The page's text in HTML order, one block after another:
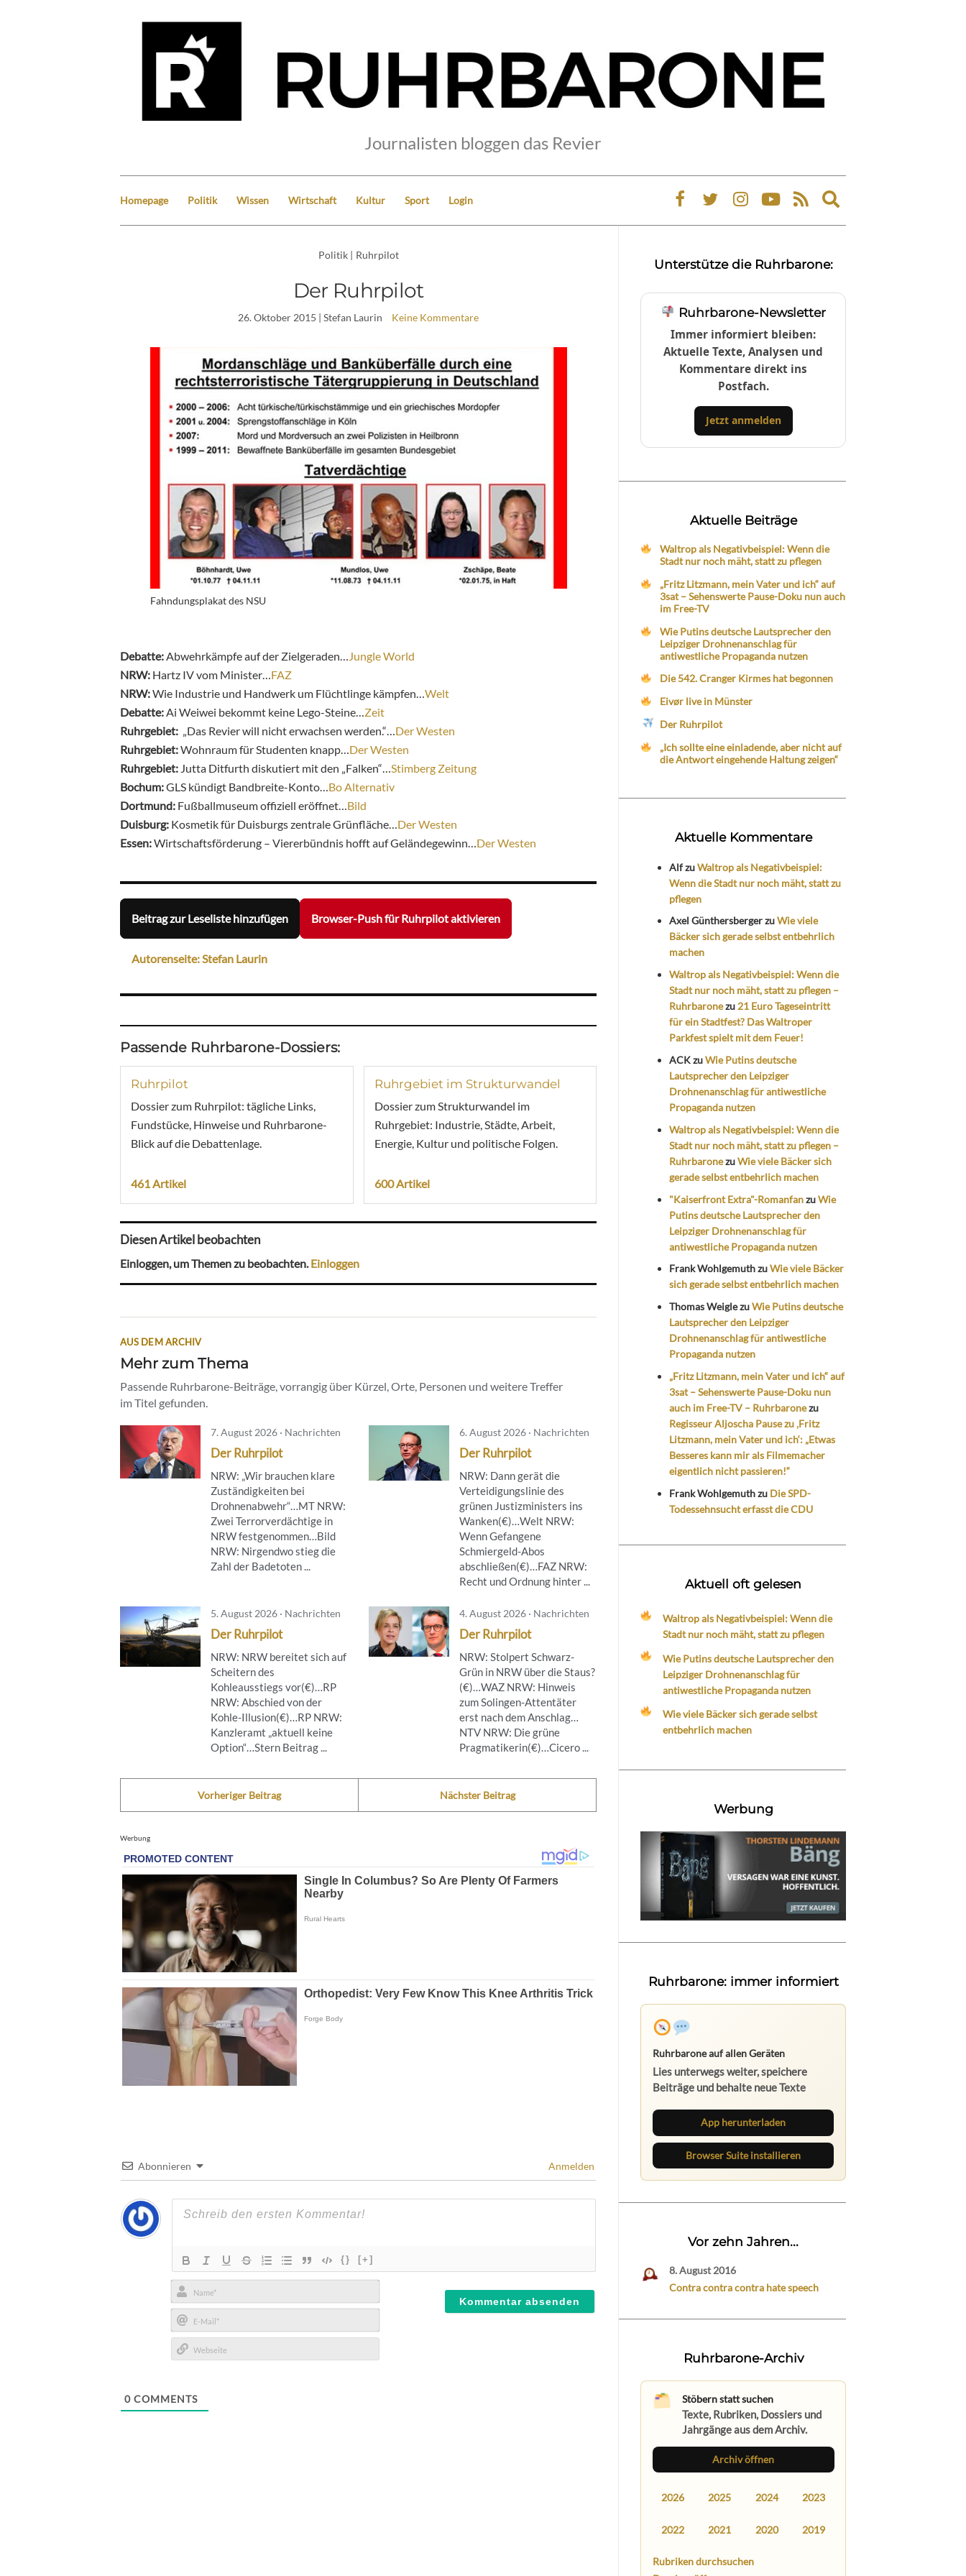
Journalisten bloggen das Revier
Homepage Politik Wissen Wirtschaft Kultur Sport Login
Expand
search
Politik | Ruhrpilot
Der Ruhrpilot
26. Oktober 2015 | Stefan Laurin Keine Kommentare
Fahndungsplakat des NSU
Debatte: Abwehrkämpfe auf der Zielgeraden…
Jungle World
NRW: Hartz IV vom Minister… FAZ
NRW:Wie Industrie und Handwerk um Flüchtlinge kämpfen… Welt
Debatte: Ai Weiwei bekommt keine Lego-Steine… Zeit
Ruhrgebiet: „Das Revier will nicht erwachsen werden.“… Der Westen
Ruhrgebiet:Wohnraum für Studenten knapp… Der Westen
Ruhrgebiet: Jutta Ditfurth diskutiert mit den „Falken“… Stimberg Zeitung
Bochum:GLS kündigt Bandbreite-Konto… Bo Alternativ
Dortmund: Fußballmuseum offiziell eröffnet… Bild
Duisburg: Kosmetik für Duisburgs zentrale Grünfläche… Der Westen
Essen:Wirtschaftsförderung – Viererbündnis hofft auf Geländegewinn… Der Westen
Beitrag zur Leseliste hinzufügen Browser-Push für Ruhrpilot aktivieren
Autorenseite: Stefan Laurin
Passende Ruhrbarone-Dossiers:
Ruhrpilot
Dossier zum Ruhrpilot: tägliche Links,
Fundstücke, Hinweise und Ruhrbarone-
Blick auf die Debattenlage.
461 Artikel
Ruhrgebiet im Strukturwandel
Dossier zum Strukturwandel im
Ruhrgebiet: Industrie, Städte, Arbeit,
Energie, Kultur und politische Folgen.
600 Artikel
Diesen Artikel beobachten
Einloggen, um Themen zu beobachten.Einloggen
AUS DEM ARCHIV
Mehr zum Thema
Passende Ruhrbarone-Beiträge, vorrangig über Kürzel, Orte, Personen und weitere Treffer
im Titel gefunden.
7. August 2026 · Nachrichten
Der Ruhrpilot
NRW: „Wir brauchen klare
Zuständigkeiten bei
Drohnenabwehr“…MT NRW:
Zwei Terrorverdächtige in
NRW festgenommen…Bild
NRW: Nirgendwo stieg die
Zahl der Badetoten ...
6. August 2026 · Nachrichten
Der Ruhrpilot
NRW: Dann gerät die
Verteidigungslinie des
grünen Justizministers ins
Wanken(€)…Welt NRW:
Wenn Gefangene
Schmiergeld-Abos
abschließen(€)…FAZ NRW:
Recht und Ordnung hinter ...
5. August 2026 · Nachrichten
Der Ruhrpilot
NRW: NRW bereitet sich auf
Scheitern des
Kohleausstiegs vor(€)…RP
NRW: Abschied von der
Kohle-Illusion(€)…RP NRW:
Kanzleramt „aktuell keine
Option“…Stern Beitrag ...
4. August 2026 · Nachrichten
Der Ruhrpilot
NRW: Stolpert Schwarz-
Grün in NRW über die Staus?
(€)…WAZ NRW: Hinweis
zum Solingen-Attentäter
erst nach dem Anschlag…
NTV NRW: Die grüne
Pragmatikerin(€)…Cicero ...
Vorheriger Beitrag Nächster Beitrag
Werbung
Abonnieren Anmelden
{} [+]
Name*
E-
Mail*
0 COMMENTS
Unterstütze die Ruhrbarone:
Ruhrbarone-Newsletter
Immer informiert bleiben:
Aktuelle Texte, Analysen und
Kommentare direkt ins
Postfach.
Jetzt anmelden
Aktuelle Beiträge
Waltrop als Negativbeispiel: Wenn die
Stadt nur noch mäht, statt zu pflegen
„Fritz Litzmann, mein Vater und ich“ auf
3sat – Sehenswerte Pause-Doku nun auch
im Free-TV
Wie Putins deutsche Lautsprecher den
Leipziger Drohnenanschlag für
antiwestliche Propaganda nutzen
Die 542. Cranger Kirmes hat begonnen
Eivør live in Münster
Der Ruhrpilot
„Ich sollte eine einladende, aber nicht auf
die Antwort eingehende Haltung zeigen“
Aktuelle Kommentare
AlfzuWaltrop als Negativbeispiel:
Wenn die Stadt nur noch mäht, statt zu
pflegen
Axel GünthersbergerzuWie viele
Bäcker sich gerade selbst entbehrlich
machen
Waltrop als Negativbeispiel: Wenn die
Stadt nur noch mäht, statt zu pflegen –
Ruhrbaronezu 21 Euro Tageseintritt
für ein Stadtfest? Das Waltroper
Parkfest spielt mit dem Feuer!
ACKzuWie Putins deutsche
Lautsprecher den Leipziger
Drohnenanschlag für antiwestliche
Propaganda nutzen
Waltrop als Negativbeispiel: Wenn die
Stadt nur noch mäht, statt zu pflegen –
RuhrbaronezuWie viele Bäcker sich
gerade selbst entbehrlich machen
"Kaiserfront Extra"-RomanfanzuWie
Putins deutsche Lautsprecher den
Leipziger Drohnenanschlag für
antiwestliche Propaganda nutzen
Frank WohlgemuthzuWie viele Bäcker
sich gerade selbst entbehrlich machen
Thomas WeiglezuWie Putins deutsche
Lautsprecher den Leipziger
Drohnenanschlag für antiwestliche
Propaganda nutzen
„Fritz Litzmann, mein Vater und ich“ auf
3sat – Sehenswerte Pause-Doku nun
auch im Free-TV – Ruhrbaronezu
Regisseur Aljoscha Pause zu ‚Fritz
Litzmann, mein Vater und ich‘: „Etwas
Besseres kann mir als Filmemacher
eigentlich nicht passieren!“
Frank Wohlgemuthzu Die SPD-
Todessehnsucht erfasst die CDU
Aktuell oft gelesen
Waltrop als Negativbeispiel: Wenn die
Stadt nur noch mäht, statt zu pflegen
Wie Putins deutsche Lautsprecher den
Leipziger Drohnenanschlag für
antiwestliche Propaganda nutzen
Wie viele Bäcker sich gerade selbst
entbehrlich machen
Werbung
Ruhrbarone: immer informiert
Ruhrbarone auf allen Geräten
Lies unterwegs weiter, speichere
Beiträge und behalte neue Texte
App herunterladen
Browser Suite installieren
Vor zehn Jahren...
8. August 2016
Contra contra contra hate speech
Ruhrbarone-Archiv
Stöbern statt suchen
Texte, Rubriken, Dossiers und
Jahrgänge aus dem Archiv.
Archiv öffnen
2026 2025 2024 2023
2022 2021 2020 2019
Rubriken durchsuchen